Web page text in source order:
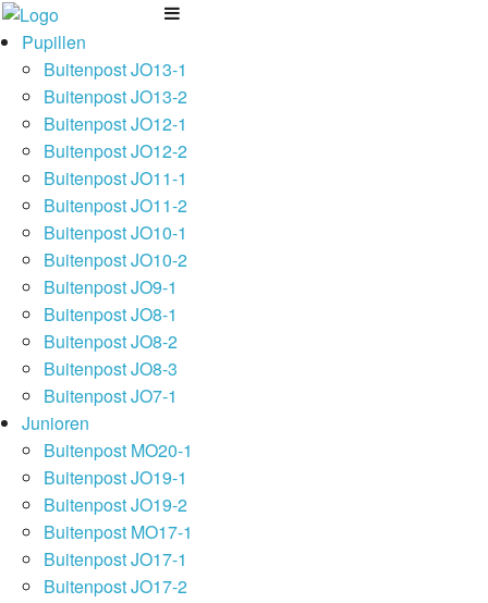
Pupillen
Buitenpost JO13-1
Buitenpost JO13-2
Buitenpost JO12-1
Buitenpost JO12-2
Buitenpost JO11-1
Buitenpost JO11-2
Buitenpost JO10-1
Buitenpost JO10-2
Buitenpost JO9-1
Buitenpost JO8-1
Buitenpost JO8-2
Buitenpost JO8-3
Buitenpost JO7-1
Junioren
Buitenpost MO20-1
Buitenpost JO19-1
Buitenpost JO19-2
Buitenpost MO17-1
Buitenpost JO17-1
Buitenpost JO17-2